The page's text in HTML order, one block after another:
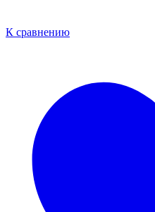
К сравнению